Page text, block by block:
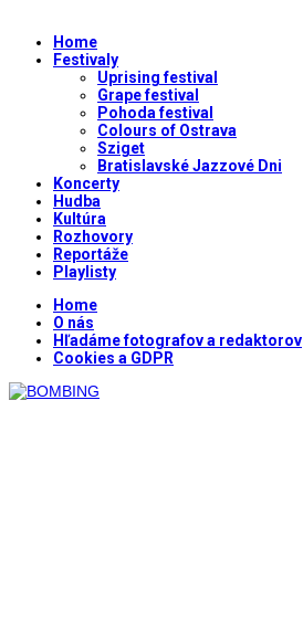
Home
Festivaly
Uprising festival
Grape festival
Pohoda festival
Colours of Ostrava
Sziget
Bratislavské Jazzové Dni
Koncerty
Hudba
Kultúra
Rozhovory
Reportáže
Playlisty
Home
O nás
Hľadáme fotografov a redaktorov
Cookies a GDPR